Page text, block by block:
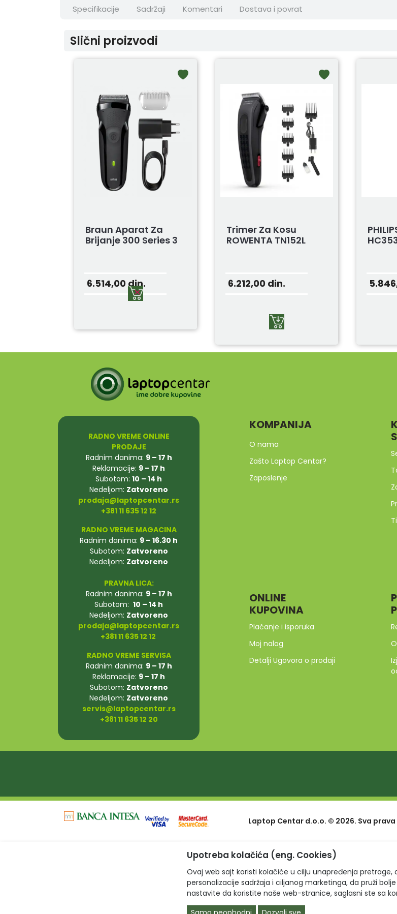
Specifikacije Sadržaji Komentari Dostava i povrat
Slični proizvodi
Braun Aparat Za
Brijanje 300 Series 3
6.514,00din.
Trimer Za Kosu
ROWENTA TN152L
6.212,00 din.
RADNO VREME ONLINE
PRODAJE
Radnim danima: 9 – 17 h
Reklamacije: 9 – 17 h
Subotom: 10 – 14 h
Nedeljom: Zatvoreno
prodaja@laptopcentar.rs
+381 11 635 12 12
RADNO VREME MAGACINA
Radnim danima: 9 – 16.30 h
Subotom: Zatvoreno
Nedeljom: Zatvoreno
PRAVNA LICA:
Radnim danima: 9 – 17 h
Subotom: 10 – 14 h
Nedeljom: Zatvoreno
prodaja@laptopcentar.rs
+381 11 635 12 12
RADNO VREME SERVISA
Radnim danima: 9 – 17 h
Reklamacije: 9 – 17 h
Subotom: Zatvoreno
Nedeljom: Zatvoreno
servis@laptopcentar.rs
+381 11 635 12 20
KOMPANIJA
O nama
Zašto Laptop Centar?
Zaposlenje
ONLINE
KUPOVINA
Plaćanje i isporuka
Moj nalog
Detalji Ugovora o prodaji
Laptop Centar d.o.o. © 2026. Sva
Upotreba kolačića (eng. Cookies)
Ovaj web sajt koristi kolačiće u cilju unapređenja pretrage,
personalizacije sadržaja i ciljanog marketinga, da pruži
nastavite da koristite naše web-stranice, saglasni ste sa